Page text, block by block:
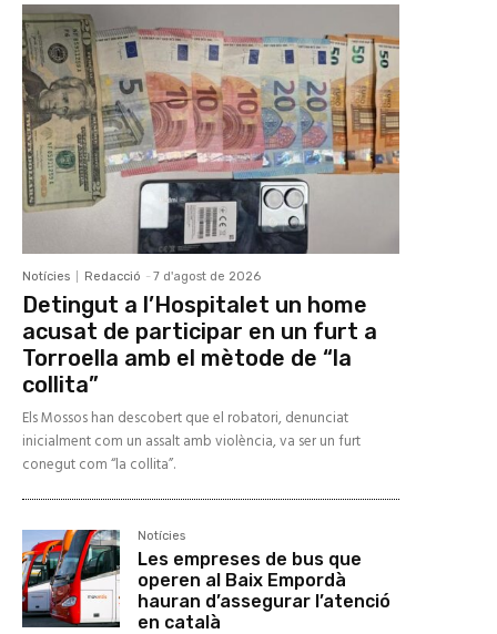
Notícies Redacció - 7 d'agost de 2026
Detingut a l’Hospitalet un home
acusat de participar en un furt a
Torroella amb el mètode de “la
collita”
Els Mossos han descobert que el robatori, denunciat
inicialment com un assalt amb violència, va ser un furt
conegut com “la collita”.
Notícies
Les empreses de bus que
operen al Baix Empordà
hauran d’assegurar l’atenció
en català